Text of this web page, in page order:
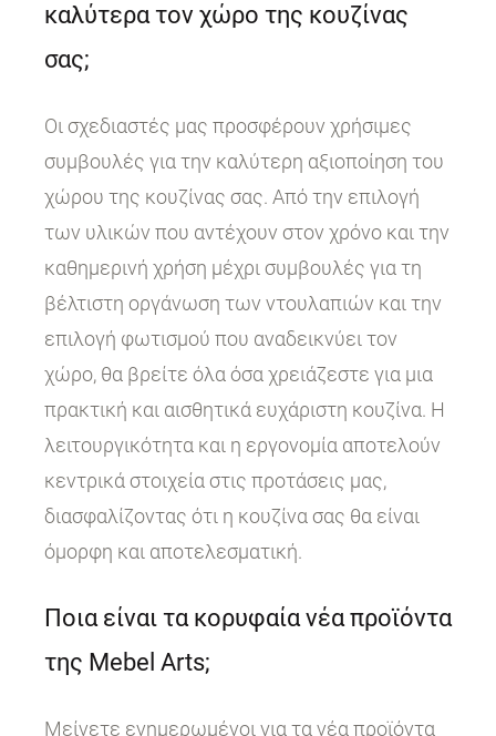
καλύτερα τον χώρο της κουζίνας
σας;
Οι σχεδιαστές μας προσφέρουν χρήσιμες
συμβουλές για την καλύτερη αξιοποίηση του
χώρου της κουζίνας σας. Από την επιλογή
των υλικών που αντέχουν στον χρόνο και την
καθημερινή χρήση μέχρι συμβουλές για τη
βέλτιστη οργάνωση των ντουλαπιών και την
επιλογή φωτισμού που αναδεικνύει τον
χώρο, θα βρείτε όλα όσα χρειάζεστε για μια
πρακτική και αισθητικά ευχάριστη κουζίνα. Η
λειτουργικότητα και η εργονομία αποτελούν
κεντρικά στοιχεία στις προτάσεις μας,
διασφαλίζοντας ότι η κουζίνα σας θα είναι
όμορφη και αποτελεσματική.
Ποια είναι τα κορυφαία νέα προϊόντα
της Mebel Arts;
Μείνετε ενημερωμένοι για τα νέα προϊόντα